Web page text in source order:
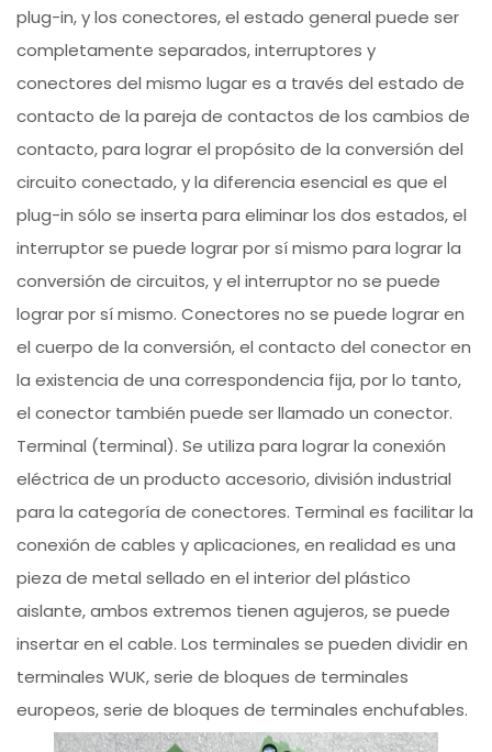
plug-in, y los conectores, el estado general puede ser
completamente separados, interruptores y
conectores del mismo lugar es a través del estado de
contacto de la pareja de contactos de los cambios de
contacto, para lograr el propósito de la conversión del
circuito conectado, y la diferencia esencial es que el
plug-in sólo se inserta para eliminar los dos estados, el
interruptor se puede lograr por sí mismo para lograr la
conversión de circuitos, y el interruptor no se puede
lograr por sí mismo. Conectores no se puede lograr en
el cuerpo de la conversión, el contacto del conector en
la existencia de una correspondencia fija, por lo tanto,
el conector también puede ser llamado un conector.
Terminal (terminal). Se utiliza para lograr la conexión
eléctrica de un producto accesorio, división industrial
para la categoría de conectores. Terminal es facilitar la
conexión de cables y aplicaciones, en realidad es una
pieza de metal sellado en el interior del plástico
aislante, ambos extremos tienen agujeros, se puede
insertar en el cable. Los terminales se pueden dividir en
terminales WUK, serie de bloques de terminales
europeos, serie de bloques de terminales enchufables.